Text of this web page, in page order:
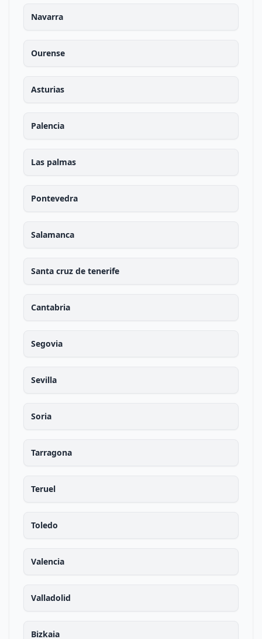
Navarra
Ourense
Asturias
Palencia
Las palmas
Pontevedra
Salamanca
Santa cruz de tenerife
Cantabria
Segovia
Sevilla
Soria
Tarragona
Teruel
Toledo
Valencia
Valladolid
Bizkaia